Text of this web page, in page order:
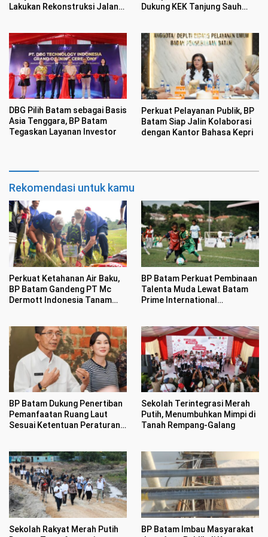
Lakukan Rekonstruksi Jalan
Dukung KEK Tanjung Sauh
DBG Pilih Batam sebagai Basis
Asia Tenggara, BP Batam
Tegaskan Layanan Investor
Perkuat Pelayanan Publik, BP
Batam Siap Jalin Kolaborasi
dengan Kantor Bahasa Kepri
Rekomendasi untuk kamu
Perkuat Ketahanan Air Baku,
BP Batam Gandeng PT Mc
Dermott Indonesia Tanam
BP Batam Perkuat Pembinaan
Talenta Muda Lewat Batam
Prime International
BP Batam Dukung Penertiban
Pemanfaatan Ruang Laut
Sesuai Ketentuan Peraturan
Sekolah Terintegrasi Merah
Putih, Menumbuhkan Mimpi di
Tanah Rempang-Galang
Sekolah Rakyat Merah Putih
BP Batam Imbau Masyarakat